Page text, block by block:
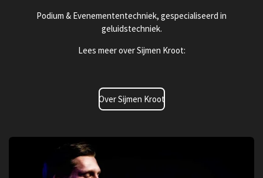
Podium & Evenemententechniek, gespecialiseerd in
geluidstechniek.
Lees meer over Sijmen Kroot:
Over Sijmen Kroot